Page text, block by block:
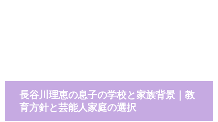
長谷川理恵の息子の学校と家族背景｜教
育方針と芸能人家庭の選択